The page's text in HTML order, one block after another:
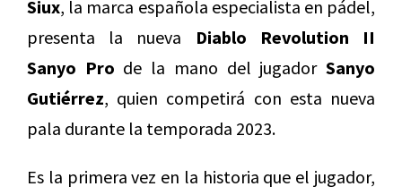
Siux, la marca española especialista en pádel,
presenta la nueva Diablo Revolution II
Sanyo Pro de la mano del jugadorSanyo
Gutiérrez, quien competirá con esta nueva
pala durante la temporada 2023.
Es la primera vez en la historia que el jugador,